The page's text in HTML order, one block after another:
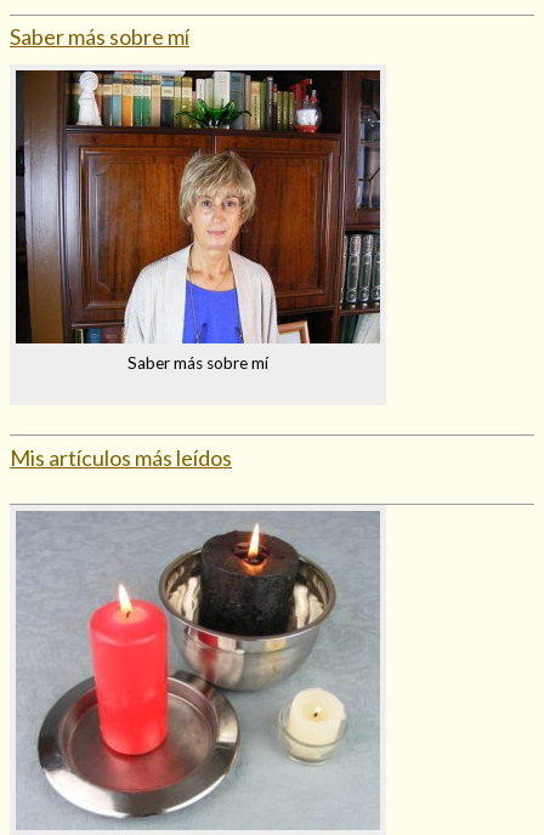
Saber más sobre mí
Saber más sobre mí
Mis artículos más leídos